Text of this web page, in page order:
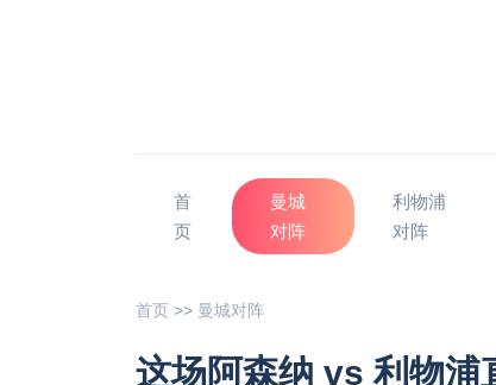
首
页
曼城
对阵
利物浦
对阵
首页 >> 曼城对阵
这场阿森纳 vs 利物浦